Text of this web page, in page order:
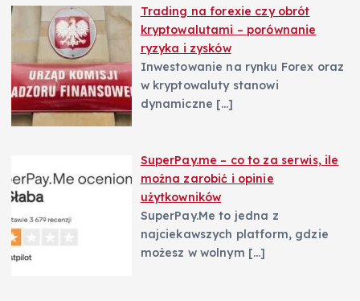
Trading na forexie czy obrót
kryptowalutami – porównanie
ryzyka i zysków
Inwestowanie na rynku Forex oraz
w kryptowaluty stanowi
dynamiczne […]
SuperPay.me – co to za serwis, ile
można zarobić i opinie
użytkowników
SuperPay.Me to jedna z
najciekawszych platform, gdzie
możesz w wolnym […]